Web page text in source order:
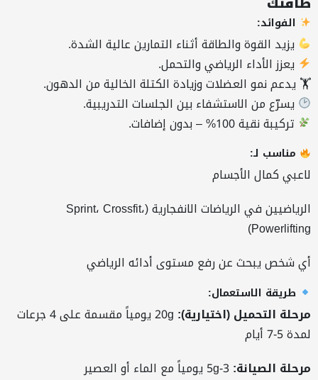
الفوائد:
يزيد القوة والطاقة أثناء التمارين عالية الشدة.
يعزز الأداء الرياضي والتحمل.
🏋️ يدعم نمو العضلات وزيادة الكتلة الخالية من الدهون.
يسرّع من الاستشفاء بين الجلسات التدريبية.
تركيبة نقية 100% – بدون إضافات.
مناسب لـ:
لاعبي كمال الأجسام
الرياضيين في الرياضات الانفجارية (Sprint، Crossfit،
Powerlifting)
أي شخص يبحث عن رفع مستوى أدائه الرياضي
طريقة الاستعمال:
مرحلة التحميل (اختيارية):
20g يومياً مقسمة على 4 جرعات
لمدة 5-7 أيام
مرحلة الصيانة: